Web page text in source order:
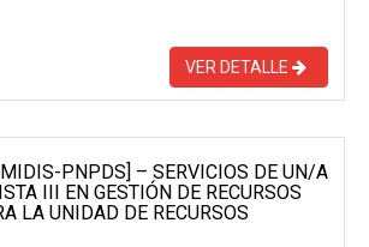
VER DETALLE
PNPDS] – SERVICIOS DE UN/A
III EN GESTIÓN DE RECURSOS
LA UNIDAD DE RECURSOS